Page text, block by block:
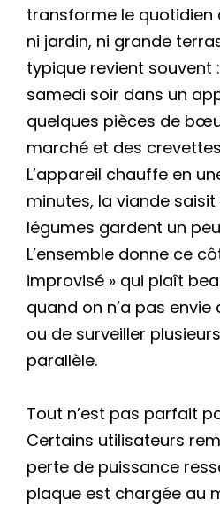
transforme le quotidien
ni jardin, ni grande
typique revient souvent
samedi soir dans un
quelques pièces de
marché et des
L’appareil chauffe en
minutes, la viande
légumes gardent un
L’ensemble donne ce
improvisé » qui plaît
quand on n’a pas
ou de surveiller
parallèle.
Tout n’est pas parfait
Certains utilisateurs
perte de puissance
plaque est chargée au